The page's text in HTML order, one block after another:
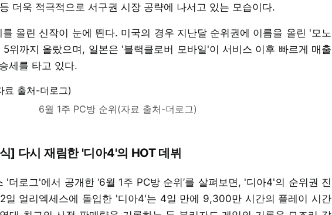
더욱 적극적으로 서구권 시장 공략에 나서고 있는 모습이다.
올린 신작이 눈에 띈다. 미국의 경우 지난달 순위권에 이름을 올린 '모노
위까지 올랐으며, 일본은 '블랙클로버 모바일'이 서비스 이후 빠르게 매출
세를 타고 있다.
6월 1주 PC방 순위(자료 출처-더로그)
] 다시 재림한 '디아4'의 HOT 데뷔
'더로그'에서 공개한 ‘6월 1주 PC방 순위’를 살펴보면, '디아4'의 순위권 진
일 얼리엑세스에 돌입한 '디아4'는 4일 만에 9,300만 시간의 플레이 시간